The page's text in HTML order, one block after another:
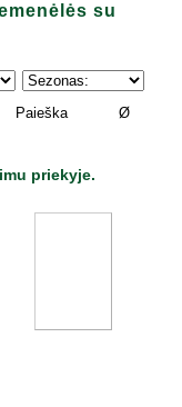
su
priekyje.